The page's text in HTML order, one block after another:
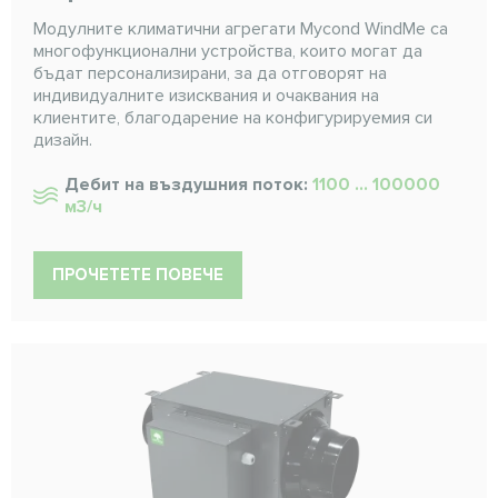
Модулните климатични агрегати Mycond WindMe са
многофункционални устройства, които могат да
бъдат персонализирани, за да отговорят на
индивидуалните изисквания и очаквания на
клиентите, благодарение на конфигурируемия си
дизайн.
Дебит на въздушния поток: 1100 ... 100000
м3/ч
ПРОЧЕТЕТЕ ПОВЕЧЕ